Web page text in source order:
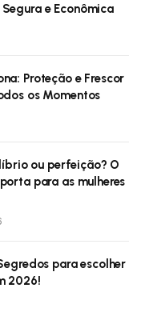
e Econômica
Proteção e Frescor
os Momentos
ou perfeição? O
para as mulheres
para escolher
2026!